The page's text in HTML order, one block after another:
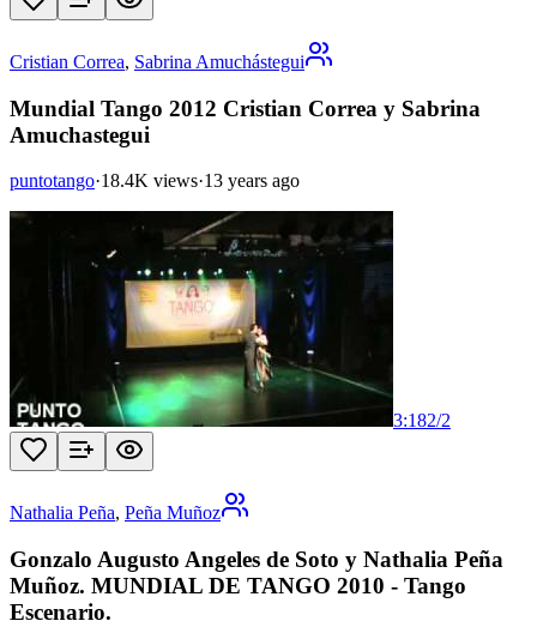
Cristian Correa, Sabrina Amuchástegui
Mundial Tango 2012 Cristian Correa y Sabrina
Amuchastegui
puntotango·18.4K views·13 years ago
3:182/2
Nathalia Peña, Peña Muñoz
Gonzalo Augusto Angeles de Soto y Nathalia Peña
Muñoz. MUNDIAL DE TANGO 2010 - Tango
Escenario.